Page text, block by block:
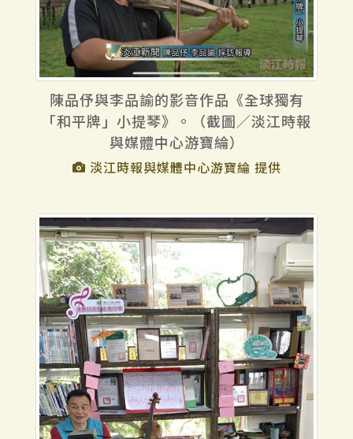
陳品伃與李品諭的影音作品《全球獨有
「和平牌」小提琴》。（截圖／淡江時報
與媒體中心游寶綸）
淡江時報與媒體中心游寶綸 提供